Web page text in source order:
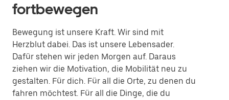
fortbewegen
Bewegung ist unsere Kraft. Wir sind mit
Herzblut dabei. Das ist unsere Lebensader.
Dafür stehen wir jeden Morgen auf. Daraus
ziehen wir die Motivation, die Mobilität neu zu
gestalten. Für dich. Für all die Orte, zu denen du
fahren möchtest. Für all die Dinge, die du